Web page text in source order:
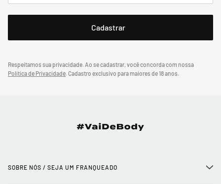
Respeitamos sua privacidade. Ao se cadastrar, você concorda com nossa
Política de Privacidade.Cadastro exclusivo para maiores de 18 anos.
SOBRE NÓS / SEJA UM FRANQUEADO +